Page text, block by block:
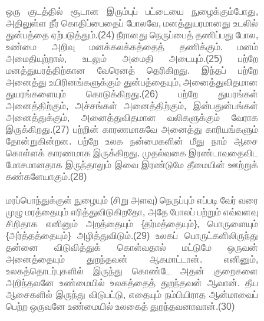
ஒரு குடத்தில் சூடான இரும்புப் பட்டையை நுழைக்கும்போது,
அதிலுள்ள நீர் கொதிப்பைதைப் போலவே, மனத்துயரமானது உடலில்
துன்பத்தை ஏற்படுத்தும்.(24) நீரானது நெருப்பைத் தணிப்பது போல,
உண்மை அறிவு மனக்கலக்கத்தைத் தணிக்கும். மனம்
அமைதியுற்றால், உடலும் அமைதி அடையும்.(25) பற்றே
மனத்துயரத்திற்கான வேரெனத் தெரிகிறது. இந்தப் பற்றே
அனைத்து உயிரினங்களுக்கும் துன்பத்தையும், அனைத்துவிதமான
துயரங்களையும் கொடுக்கிறது.(26) பற்றே துயரங்கள்
அனைத்திற்கும், அச்சங்கள் அனைத்திற்கும், இன்பதுன்பங்கள்
அனைத்துக்கும், அனைத்துவிதமான வலிகளுக்கும் வேராக
இருக்கிறது.(27) பற்றின் காரணமாகவே அனைத்து காரியங்களும்
தோன்றுகின்றன. பற்றே உலக நன்மைகளின் மீது நாம் ஆசை
கொள்ளக் காரணமாக இருக்கிறது. முதல்வகை இரண்டாவதைவிட
மோசமானதாக இருந்தாலும் இவை இரண்டுமே தீமையின் ஊற்றுக்
கண்களேயாகும்.(28)
மரப்பொந்துக்குள் நுழையும் (சிறு அளவு) நெருப்பும் எப்படி வேர் வரை
முழு மரத்தையும் எரித்துவிடுகிறதோ, அதே போலப் பற்றும் எவ்வளவு
சிறிதாக எனினும் அறத்தையும் {தர்மத்தையும்}, பொருளையும்
{அர்த்தத்தையும்} அழித்துவிடும்.(29) உலகப் பொருட்களிலிருந்து
தன்னை விடுவித்துக் கொள்வதால் மட்டுமே ஒருவன்
அனைத்தையும் துறந்தவன் ஆகமாட்டான். எனினும்,
உலகத்தொடர்புகளில் இருந்து கொண்டே அதன் குறைகளை
அறிந்தவனே உண்மையில் உலகத்தைத் துறந்தவன் ஆவான். தீய
ஆசைகளில் இருந்து விடுபட்டு, எதையும் நம்பியிராத ஆன்மாவைப்
பெற்ற ஒருவனே உண்மையில் உலகைத் துறந்தவனாவான்.(30)